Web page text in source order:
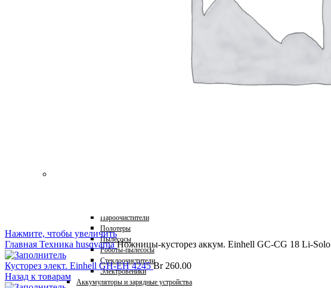
Пароочистители
Полотеры
Пылесосы
Роботы-пылесосы
Стеклоочистители
Электровеники
Аккумуляторы и зарядные устройства
Нажмите, чтобы увеличить
Главная Техника husqvarnaНожницы-кусторез аккум. Einhell GC-CG 18 Li-Solo
Кусторез элект. Einhell GH-EH 4245Br260.00
Назад к товарам